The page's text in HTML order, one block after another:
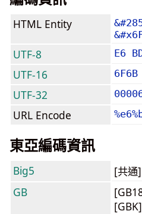
HTML Entity
UTF-8 E6
UTF-16 6F6B
UTF-32
URL Encode
東亞編碼資訊
Big5 [共通]
GB
[GBK]